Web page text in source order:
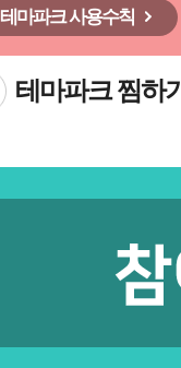
테마파크 사용수칙
테마파크 찜하기